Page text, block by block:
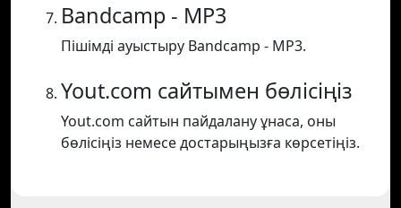
Bandcamp - MP3
Пішімді ауыстыру Bandcamp - MP3.
Yout.com сайтымен бөлісіңіз
Yout.com сайтын пайдалану ұнаса, оны
бөлісіңіз немесе достарыңызға көрсетіңіз.